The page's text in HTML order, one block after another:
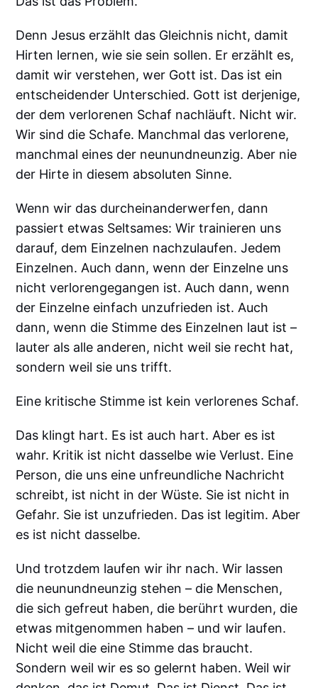
Denn Jesus erzählt das Gleichnis nicht, damit
Hirten lernen, wie sie sein sollen. Er erzählt es,
damit wir verstehen, wer Gott ist. Das ist ein
entscheidender Unterschied. Gott ist derjenige,
der dem verlorenen Schaf nachläuft. Nicht wir.
Wir sind die Schafe. Manchmal das verlorene,
manchmal eines der neunundneunzig. Aber nie
der Hirte in diesem absoluten Sinne.
Wenn wir das durcheinanderwerfen, dann
passiert etwas Seltsames: Wir trainieren uns
darauf, dem Einzelnen nachzulaufen. Jedem
Einzelnen. Auch dann, wenn der Einzelne uns
nicht verlorengegangen ist. Auch dann, wenn
der Einzelne einfach unzufrieden ist. Auch
dann, wenn die Stimme des Einzelnen laut ist –
lauter als alle anderen, nicht weil sie recht hat,
sondern weil sie uns trifft.
Eine kritische Stimme ist kein verlorenes Schaf.
Das klingt hart. Es ist auch hart. Aber es ist
wahr. Kritik ist nicht dasselbe wie Verlust. Eine
Person, die uns eine unfreundliche Nachricht
schreibt, ist nicht in der Wüste. Sie ist nicht in
Gefahr. Sie ist unzufrieden. Das ist legitim. Aber
es ist nicht dasselbe.
Und trotzdem laufen wir ihr nach. Wir lassen
die neunundneunzig stehen – die Menschen,
die sich gefreut haben, die berührt wurden, die
etwas mitgenommen haben – und wir laufen.
Nicht weil die eine Stimme das braucht.
Sondern weil wir es so gelernt haben. Weil wir